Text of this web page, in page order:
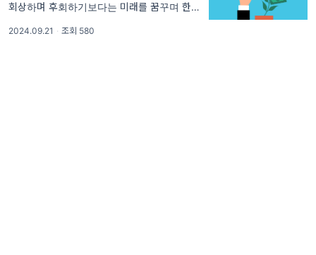
#글쓰기 (37)
#직장인 (28)
#도전 (28)
회상하며 후회하기보다는 미래를 꿈꾸며 한 발
모임의 과제 글 "당신이 스무 살이고 돈이 있다
2024.09.21 · 조회 580